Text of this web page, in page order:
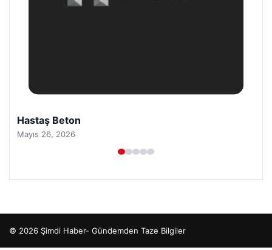
Hastaş Beton
Mayıs 26, 2026
© 2026 Şimdi Haber- Gündemden Taze Bilgiler